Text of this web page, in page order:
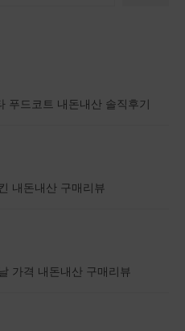
푸드코트 내돈내산 솔직후기
내돈내산 구매리뷰
가격 내돈내산 구매리뷰